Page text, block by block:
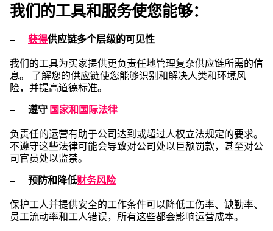
我们的工具和服务使您能够：
获得供应链多个层级的可见性
我们的工具为买家提供更负责任地管理复杂供应链所需的信
息。 了解您的供应链使您能够识别和解决人类和环境风
险，并提高道德标准。
遵守国家和国际法律
负责任的运营有助于公司达到或超过人权立法规定的要求。
不遵守这些法律可能会导致对公司处以巨额罚款，甚至对公
司官员处以监禁。
预防和降低财务风险
保护工人并提供安全的工作条件可以降低工伤率、缺勤率、
员工流动率和工人错误，所有这些都会影响运营成本。